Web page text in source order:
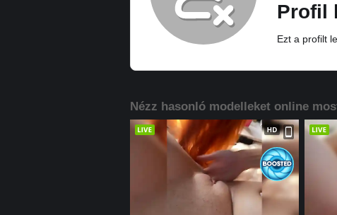
Profil
Ezt a profilt
Nézz hasonló modelleket online